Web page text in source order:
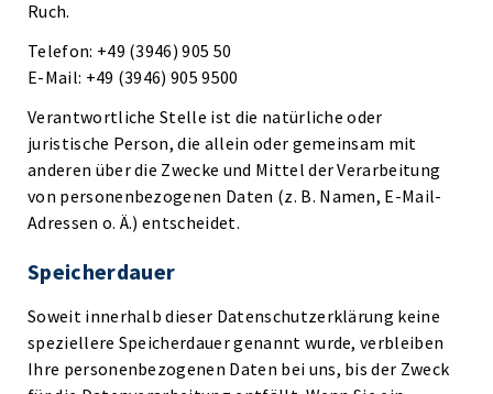
Ruch.
Telefon: +49 (3946) 905 50
E-Mail: +49 (3946) 905 9500
Verantwortliche Stelle ist die natürliche oder
juristische Person, die allein oder gemeinsam mit
anderen über die Zwecke und Mittel der Verarbeitung
von personenbezogenen Daten (z. B. Namen, E-Mail-
Adressen o. Ä.) entscheidet.
Speicherdauer
Soweit innerhalb dieser Datenschutzerklärung keine
speziellere Speicherdauer genannt wurde, verbleiben
Ihre personenbezogenen Daten bei uns, bis der Zweck